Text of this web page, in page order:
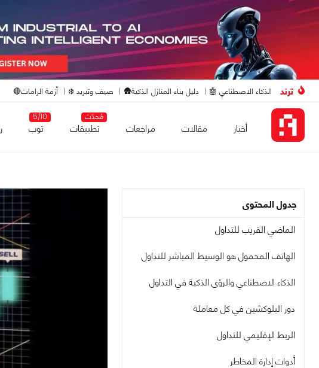
ترند الذكاء الاصطناعي 🤖 دليل بناء المنازل الذكية🛖 صيف وتبريد ❄️ أزمة الرامات🔴
أخبار مقالات مراجعات
مُحدّث
تطبيقات
5/10
توب
جدول المحتوى
الماضي القريب للتداول
الهاتف المحمول هو الوسيط المباشر للتداول
الذكاء الاصطناعي والرؤى الذكية في التداول
دور البلوكشين في كل معاملة
الربط الإقليمي للتداول
أدوات إدارة المخاطر